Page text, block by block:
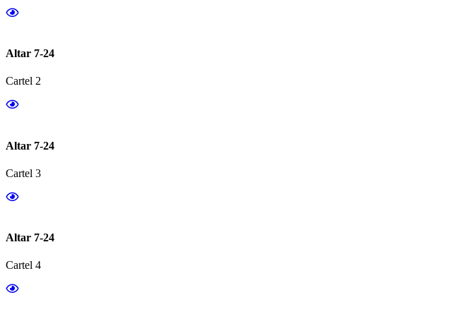
Altar 7-24
Cartel 2
Altar 7-24
Cartel 3
Altar 7-24
Cartel 4